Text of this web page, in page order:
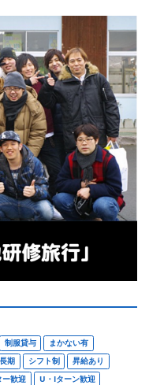
制服貸与
まかない有
長期 シフト制
昇給あり
ー歓迎
U・Iターン歓迎